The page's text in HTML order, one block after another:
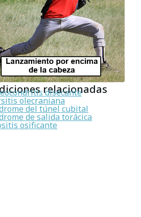
relacionadas
disecante
olecraniana
del túnel cubital
de salida torácica
osificante